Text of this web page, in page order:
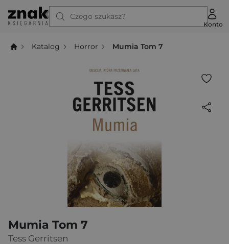
Czego szukasz?
Konto
Katalog Horror Mumia Tom 7
Mumia Tom 7
Tess Gerritsen